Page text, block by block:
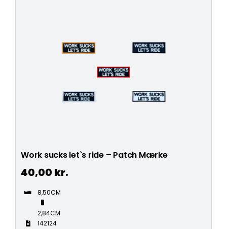
Work sucks let`s ride – Patch Mærke
40,00 kr.
8,50CM
2,84CM
142124